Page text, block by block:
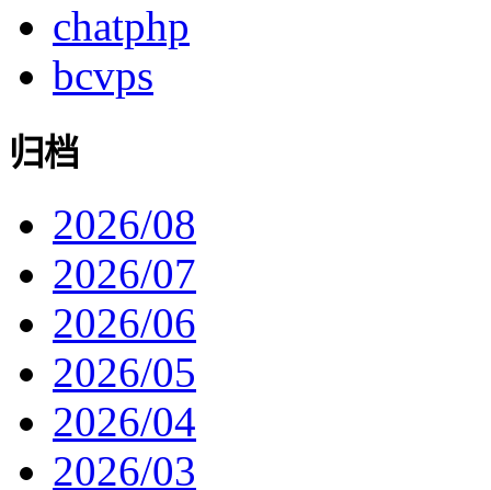
chatphp
bcvps
归档
2026/08
2026/07
2026/06
2026/05
2026/04
2026/03